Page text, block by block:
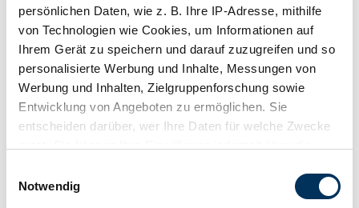
persönlichen Daten, wie z. B. Ihre IP-Adresse, mithilfe
von Technologien wie Cookies, um Informationen auf
Ihrem Gerät zu speichern und darauf zuzugreifen und so
personalisierte Werbung und Inhalte, Messungen von
Werbung und Inhalten, Zielgruppenforschung sowie
Entwicklung von Angeboten zu ermöglichen. Sie
entscheiden darüber, wer Ihre Daten für welche Zwecke
Trigger Symbol ändern oder widerrufen
Notwendig